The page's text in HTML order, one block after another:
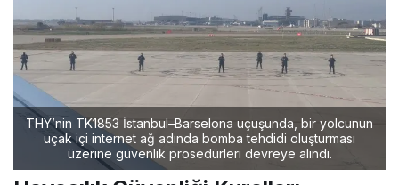
THY’nin TK1853 İstanbul–Barselona uçuşunda, bir yolcunun
uçak içi internet ağ adında bomba tehdidi oluşturması
üzerine güvenlik prosedürleri devreye alındı.